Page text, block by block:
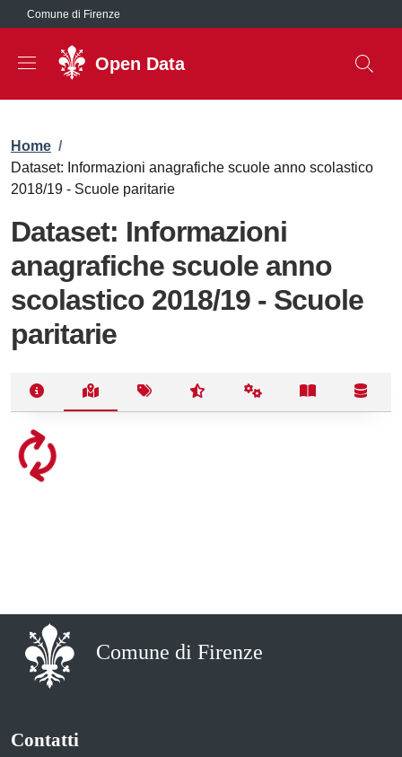
Salta al contenuto principale
Comune di Firenze
Open Data
Briciole di pane
Home /
Dataset: Informazioni anagrafiche scuole anno scolastico
2018/19 - Scuole paritarie
Dataset: Informazioni
anagrafiche scuole anno
scolastico 2018/19 - Scuole
paritarie
Comune di Firenze
Contatti